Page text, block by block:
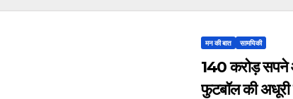
मन की बात सामयिकी
140 करोड़ सपने
फुटबॉल की अधूरी